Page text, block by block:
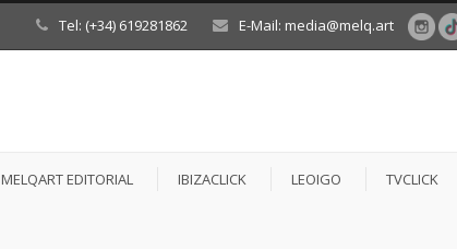
Tel: (+34) 619281862 E-Mail: media@melq.art
MELQART EDITORIAL IBIZACLICK LEOIGO TVCLICK